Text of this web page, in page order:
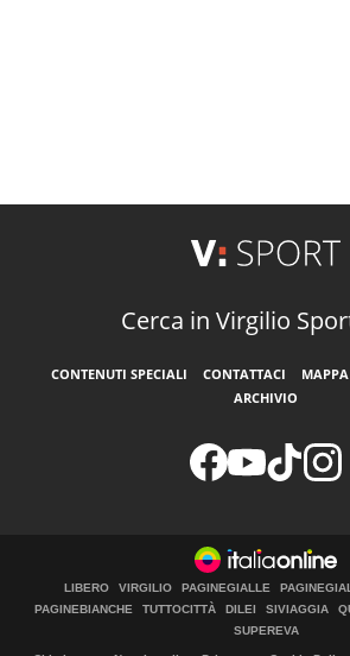
Cerca in Virgilio
CONTENUTI SPECIALI CONTATTACI
ARCHIVIO
LIBERO VIRGILIO PAGINEGIALLE
PAGINEBIANCHE
TUTTOCITTÀ DILEI SIVIAGGIA
SUPEREVA